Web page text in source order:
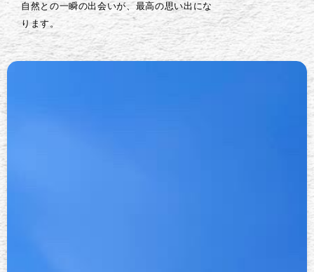
自然との一瞬の出会いが、最高の思い出にな
ります。